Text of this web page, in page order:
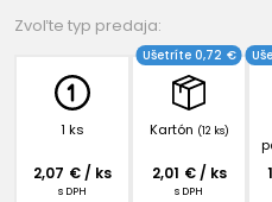
Zvoľte typ predaja:
1 ks
2,07 € / ks
s DPH
Kartón (12 ks)
Ušetríte 0,72 €
2,01 € / ks
s DPH